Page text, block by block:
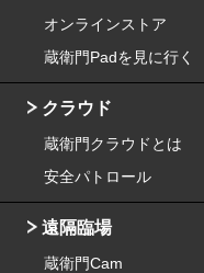
オンラインストア
蔵衛門Padを見に行く
クラウド
蔵衛門クラウドとは
安全パトロール
遠隔臨場
蔵衛門Cam